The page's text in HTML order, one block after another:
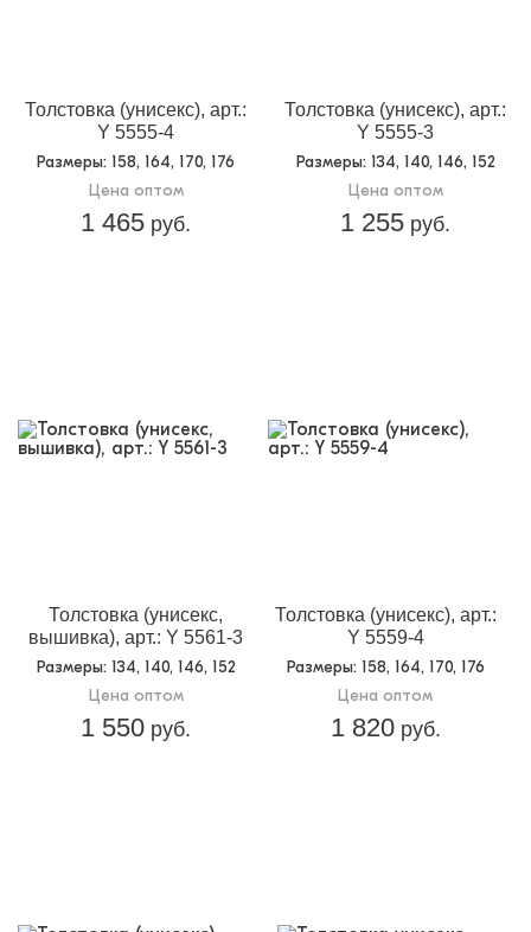
Толстовка (унисекс), арт.:
Y 5555-4
Размеры: 158, 164, 170, 176
Цена оптом
1 465 руб.
Толстовка (унисекс), арт.:
Y 5555-3
Размеры: 134, 140, 146, 152
Цена оптом
1 255 руб.
Толстовка (унисекс,
вышивка), арт.: Y 5561-3
Размеры: 134, 140, 146, 152
Цена оптом
1 550 руб.
Толстовка (унисекс), арт.:
Y 5559-4
Размеры: 158, 164, 170, 176
Цена оптом
1 820руб.